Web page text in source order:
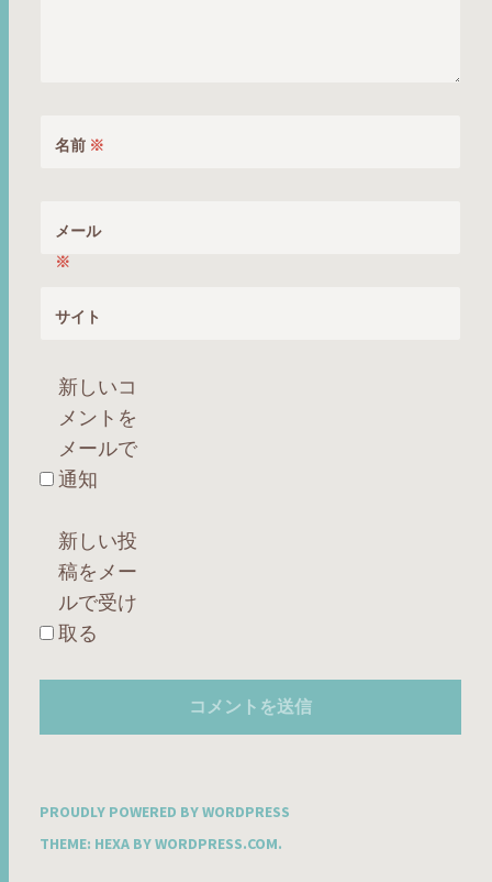
名前 ※
メール
※
サイト
新しいコ
メントを
メールで
通知
新しい投
稿をメー
ルで受け
取る
PROUDLY POWERED BY WORDPRESS
THEME: HEXA BYWORDPRESS.COM.